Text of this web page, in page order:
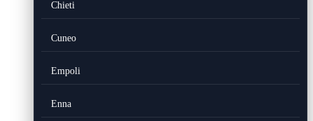
Chieti
Cuneo
Empoli
Enna